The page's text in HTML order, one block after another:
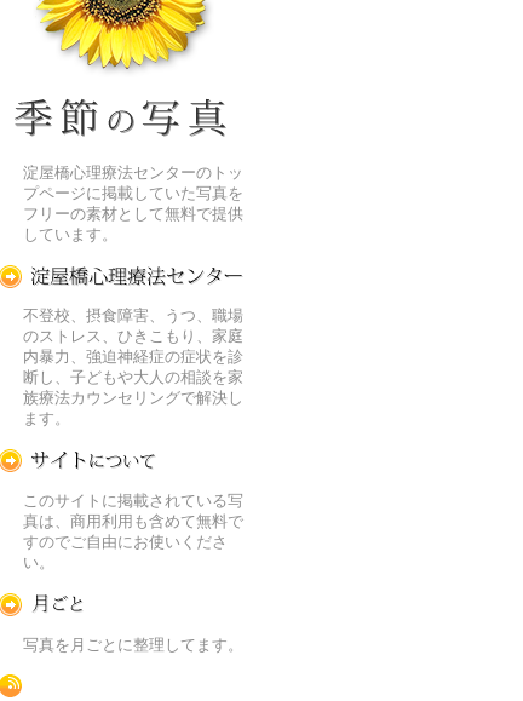
淀屋橋心理療法センターのトッ
プページに掲載していた写真を
フリーの素材として無料で提供
しています。
不登校、摂食障害、うつ、職場
のストレス、ひきこもり、家庭
内暴力、強迫神経症の症状を診
断し、子どもや大人の相談を家
族療法カウンセリングで解決し
ます。
このサイトに掲載されている写
真は、商用利用も含めて無料で
すのでご自由にお使いくださ
い。
写真を月ごとに整理してます。